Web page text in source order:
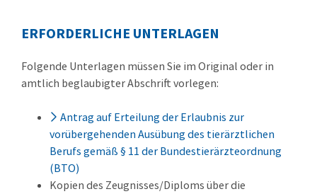
ERFORDERLICHE UNTERLAGEN
Folgende Unterlagen müssen Sie im Original oder in
amtlich beglaubigter Abschrift vorlegen:
Antrag auf Erteilung der Erlaubnis zur
vorübergehenden Ausübung des tierärztlichen
Berufs gemäß § 11 der Bundestierärzteordnung
(BTO)
Kopien des Zeugnisses/Diploms über die